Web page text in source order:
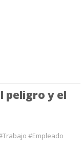
peligro y el
#Empleado